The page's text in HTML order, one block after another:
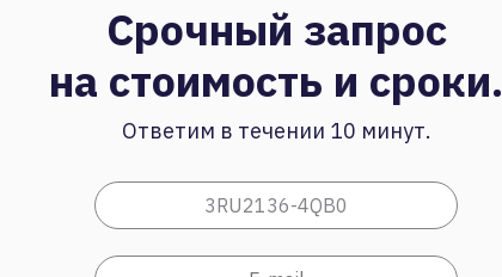
Срочный запрос
на стоимость и сроки.
Ответим в течении 10 минут.